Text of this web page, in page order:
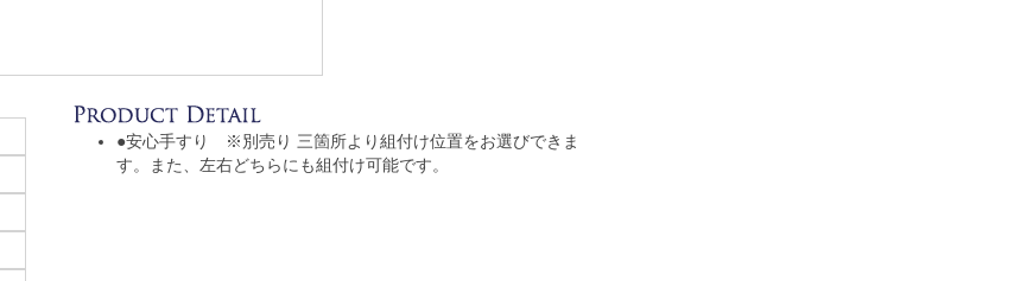
●安心手すり ※別売り 三箇所より組付け位置をお選びできま
す。また、左右どちらにも組付け可能です。